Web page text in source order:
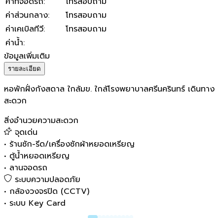
ค่าส่วนกลาง:
โทรสอบถาม
ค่าเคเบิลทีวี:
โทรสอบถาม
ค่าน้ำ:
ข้อมูลเพิ่มเติม
รายละเอียด
หอพักฝั่งกังสดาล ใกล้มข. ใกล้โรงพยาบาลศรีนครินทร์ เดินทาง
สะดวก
สิ่งอำนวยความสะดวก
จุดเด่น
• ร้านซัก-รีด/เครื่องซักผ้าหยอดเหรียญ
• ตู้น้ำหยอดเหรียญ
• ลานจอดรถ
ระบบความปลอดภัย
• กล้องวงจรปิด (CCTV)
• ระบบ Key Card